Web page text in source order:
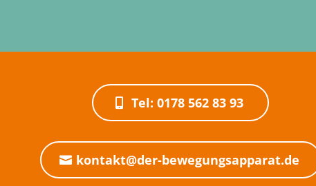
Tel: 0178 562 83 93
kontakt@der-bewegungsapparat.de